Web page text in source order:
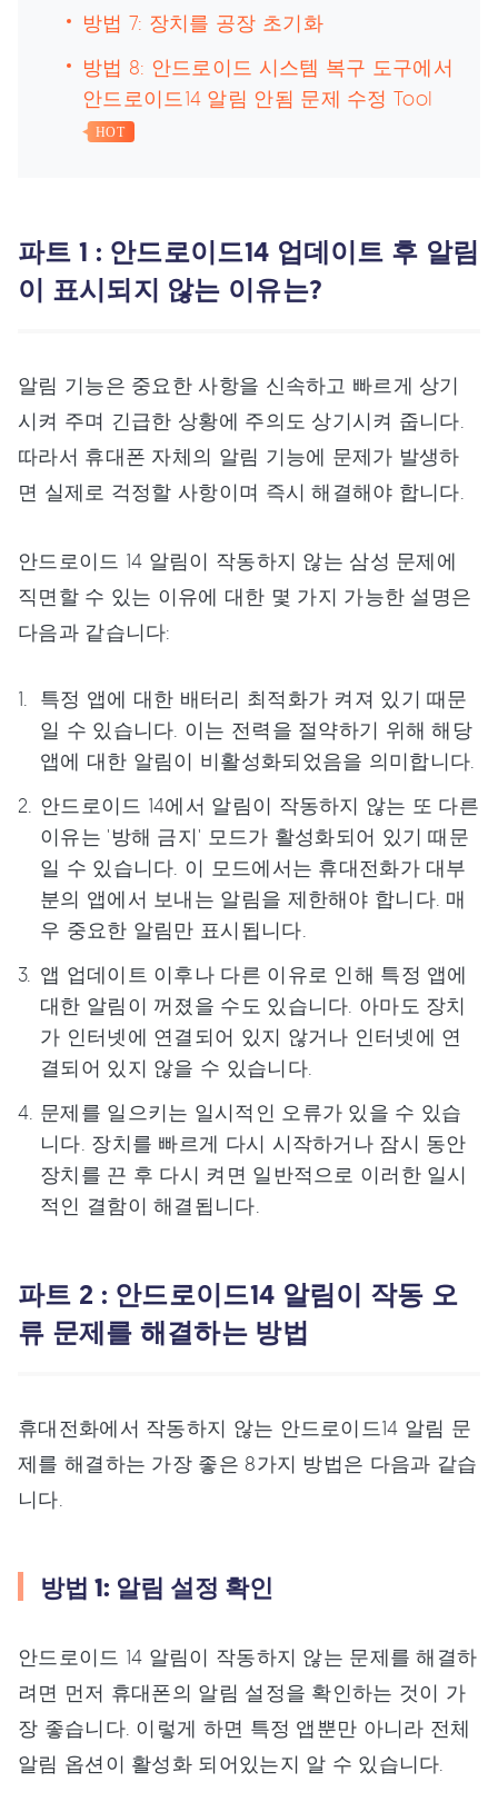
방법 7: 장치를 공장 초기화
방법 8: 안드로이드 시스템 복구 도구에서
안드로이드14 알림 안됨 문제 수정 Tool
HOT
파트 1 : 안드로이드14 업데이트 후 알림
이 표시되지 않는 이유는?
알림 기능은 중요한 사항을 신속하고 빠르게 상기
시켜 주며 긴급한 상황에 주의도 상기시켜 줍니다.
따라서 휴대폰 자체의 알림 기능에 문제가 발생하
면 실제로 걱정할 사항이며 즉시 해결해야 합니다.
안드로이드 14 알림이 작동하지 않는 삼성 문제에
직면할 수 있는 이유에 대한 몇 가지 가능한 설명은
다음과 같습니다:
특정 앱에 대한 배터리 최적화가 켜져 있기 때문
일 수 있습니다. 이는 전력을 절약하기 위해 해당
앱에 대한 알림이 비활성화되었음을 의미합니다.
안드로이드 14에서 알림이 작동하지 않는 또 다른
이유는 '방해 금지' 모드가 활성화되어 있기 때문
일 수 있습니다. 이 모드에서는 휴대전화가 대부
분의 앱에서 보내는 알림을 제한해야 합니다. 매
우 중요한 알림만 표시됩니다.
앱 업데이트 이후나 다른 이유로 인해 특정 앱에
대한 알림이 꺼졌을 수도 있습니다. 아마도 장치
가 인터넷에 연결되어 있지 않거나 인터넷에 연
결되어 있지 않을 수 있습니다.
문제를 일으키는 일시적인 오류가 있을 수 있습
니다. 장치를 빠르게 다시 시작하거나 잠시 동안
장치를 끈 후 다시 켜면 일반적으로 이러한 일시
적인 결함이 해결됩니다.
파트 2 : 안드로이드14 알림이 작동 오
류 문제를 해결하는 방법
휴대전화에서 작동하지 않는 안드로이드14 알림 문
제를 해결하는 가장 좋은 8가지 방법은 다음과 같습
니다.
방법 1: 알림 설정 확인
안드로이드 14 알림이 작동하지 않는 문제를 해결하
려면 먼저 휴대폰의 알림 설정을 확인하는 것이 가
장 좋습니다. 이렇게 하면 특정 앱뿐만 아니라 전체
알림 옵션이 활성화 되어있는지 알 수 있습니다.